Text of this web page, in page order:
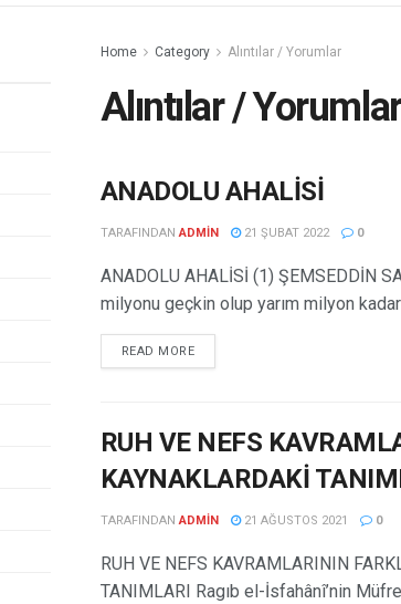
Home Category Alıntılar / Yorumlar
Alıntılar / Yorumlar
ANADOLU AHALİSİ
TARAFINDAN ADMIN 21 ŞUBAT 2022 0
ANADOLU AHALİSİ (1) ŞEMSEDDİN
milyonu geçkin olup yarım milyon
READ MORE
RUH VE NEFS
KAYNAKLARDAKİ
TARAFINDAN ADMIN 21 AĞUSTOS 2021 0
RUH VE NEFS KAVRAMLARININ
TANIMLARI Ragıb el-İsfahânî’nin